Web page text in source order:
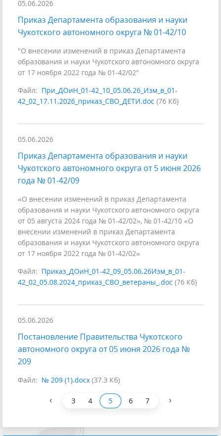
05.06.2026
Приказ Департамента образования и науки
Чукотского автономного округа № 01-42/10
"О внесении изменений в приказ Департамента
образования и науки Чукотского автономного округа
от 17 ноября 2022 года № 01-42/02"
Файл: При_ДОиН_01-42_10_05.06.26_Изм_в_01-
42_02_17.11.2026_приказ_СВО_ДЕТИ.doc (76 Кб)
05.06.2026
Приказ Департамента образования и науки
Чукотского автономного округа от 5 июня 2026
года № 01-42/09
«О внесении изменений в приказ Департамента
образования и науки Чукотского автономного округа
от 05 августа 2024 года № 01-42/02», № 01-42/10 «О
внесении изменений в приказ Департамента
образования и науки Чукотского автономного округа
от 17 ноября 2022 года № 01-42/02»
Файл: Приказ_ДОиН_01-42_09_05.06.26Изм_в_01-
42_02_05.08.2024_приказ_СВО_ветераны_.doc (76 Кб)
05.06.2026
Постановление Правительства Чукотского
автономного округа от 05 июня 2026 года №
209
Файл: № 209 (1).docx (37.3 Кб)
‹ 3 4 5 6 7 ›